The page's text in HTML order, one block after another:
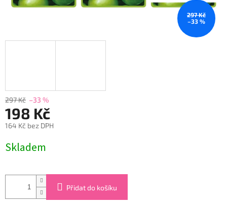
297 Kč
–33 %
297 Kč –33 %
198 Kč
164 Kč bez DPH
cena:
Skladem
Přidat do košíku